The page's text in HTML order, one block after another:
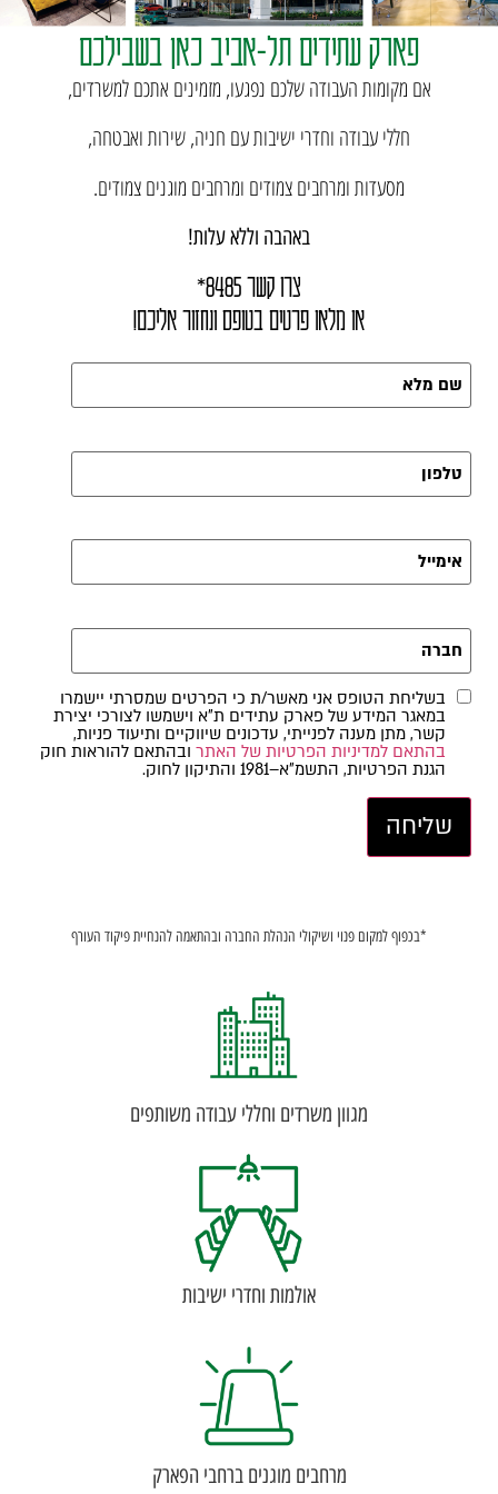
פארק עתידים תל-אביב כאן בשבילכם
אם מקומות העבודה שלכם נפגעו, מזמינים אתכם למשרדים,
חללי עבודה וחדרי ישיבות עם חניה, שירות ואבטחה,
מסעדות ומרחבים צמודים ומרחבים מוגנים צמודים.
באהבה וללא עלות!
צרו קשר 8485*
או מלאו פרטים בטופס ונחזור אליכם!
בשליחת הטופס אני מאשר/ת כי הפרטים שמסרתי יישמרו
במאגר המידע של פארק עתידים ת"א וישמשו לצורכי יצירת
קשר, מתן מענה לפנייתי, עדכונים שיווקיים ותיעוד פניות,
בהתאם למדיניות הפרטיות של האתר ובהתאם להוראות חוק
הגנת הפרטיות, התשמ"א–1981 והתיקון לחוק.
*בכפוף למקום פנוי ושיקולי הנהלת החברה ובהתאמה להנחיית פיקוד העורף
מגוון משרדים וחללי עבודה משותפים
אולמות וחדרי ישיבות
מרחבים מוגנים ברחבי הפארק